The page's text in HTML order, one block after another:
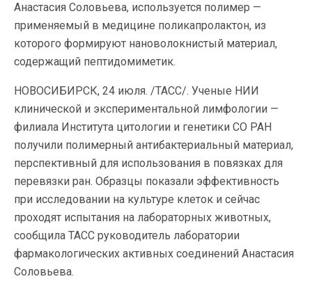
Анастасия Соловьева, используется полимер —
применяемый в медицине поликапролактон, из
которого формируют нановолокнистый материал,
содержащий пептидомиметик.
НОВОСИБИРСК, 24 июля. /ТАСС/. Ученые НИИ
клинической и экспериментальной лимфологии —
филиала Института цитологии и генетики СО РАН
получили полимерный антибактериальный материал,
перспективный для использования в повязках для
перевязки ран. Образцы показали эффективность
при исследовании на культуре клеток и сейчас
проходят испытания на лабораторных животных,
сообщила ТАСС руководитель лаборатории
фармакологических активных соединений Анастасия
Соловьева.